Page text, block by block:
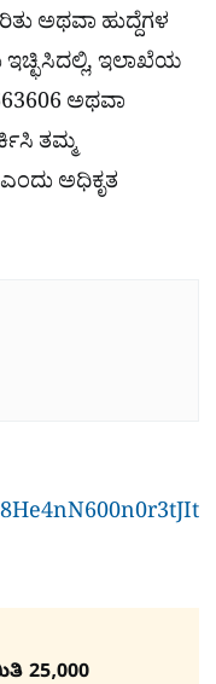
ಅಥವಾ ಹುದ್ದೆಗಳ
ಇಲಾಖೆಯ
ಅಥವಾ
ತಮ್ಮ
ಅಧಿಕೃತ
25,000